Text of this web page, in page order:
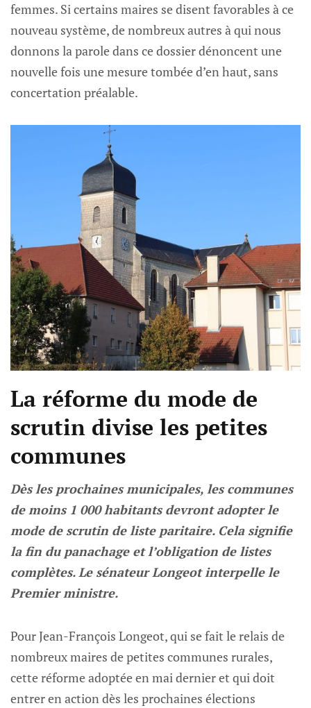
femmes. Si certains maires se disent favorables à ce
nouveau système, de nombreux autres à qui nous
donnons la parole dans ce dossier dénoncent une
nouvelle fois une mesure tombée d’en haut, sans
concertation préalable.
La réforme du mode de
scrutin divise les petites
communes
Dès les prochaines municipales, les communes
de moins 1 000 habitants devront adopter le
mode de scrutin de liste paritaire. Cela signifie
la fin du panachage et l’obligation de listes
complètes. Le sénateur Longeot interpelle le
Premier ministre.
Pour Jean-François Longeot, qui se fait le relais de
nombreux maires de petites communes rurales,
cette réforme adoptée en mai dernier et qui doit
entrer en action dès les prochaines élections